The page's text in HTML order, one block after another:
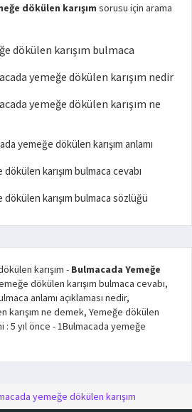
dökülen karışım sorusu için arama
dökülen karışım bulmaca
yemeğe dökülen karışım nedir
yemeğe dökülen karışım ne
yemeğe dökülen karışım anlamı
karışım bulmaca cevabı
karışım bulmaca sözlüğü
karışım - Bulmacada Yemeğe
dökülen karışım bulmaca cevabı,
anlamı açıklaması nedir,
karışım ne demek, Yemeğe dökülen
: 5 yıl önce -1Bulmacada yemeğe
yemeğe dökülen karışım